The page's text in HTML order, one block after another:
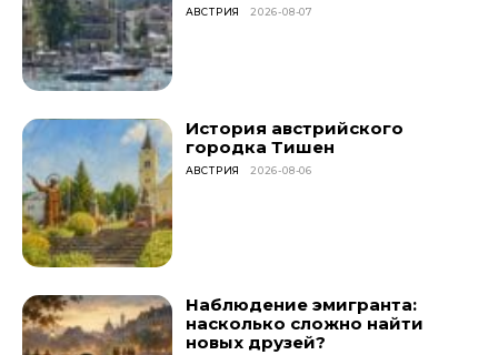
АВСТРИЯ 2026-08-07
История австрийского
городка Тишен
АВСТРИЯ 2026-08-06
Наблюдение эмигранта:
насколько сложно найти
новых друзей?